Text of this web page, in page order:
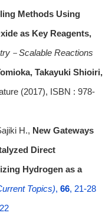
Methods Using
as Key Reagents,
－Scalable Reactions
Takayuki Shioiri,
(2017), ISBN : 978-
H., New Gateways
Direct
Hydrogen as a
Topics), 66, 21-28